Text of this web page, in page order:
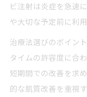
ビ注射は炎症を急速
や大切な予定前に利
治療法選びのポイン
タイムの許容度に合
短期間での改善を求
的な肌質改善を重視